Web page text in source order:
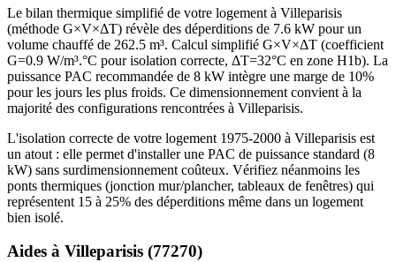
Le bilan thermique simplifié de votre logement à Villeparisis
(méthode G×V×ΔT) révèle des déperditions de 7.6 kW pour un
volume chauffé de 262.5 m³. Calcul simplifié G×V×ΔT (coefficient
G=0.9 W/m³.°C pour isolation correcte, ΔT=32°C en zone H1b). La
puissance PAC recommandée de 8 kW intègre une marge de 10%
pour les jours les plus froids. Ce dimensionnement convient à la
majorité des configurations rencontrées à Villeparisis.
L'isolation correcte de votre logement 1975-2000 à Villeparisis est
un atout : elle permet d'installer une PAC de puissance standard (8
kW) sans surdimensionnement coûteux. Vérifiez néanmoins les
ponts thermiques (jonction mur/plancher, tableaux de fenêtres) qui
représentent 15 à 25% des déperditions même dans un logement
bien isolé.
Aides à Villeparisis (77270)